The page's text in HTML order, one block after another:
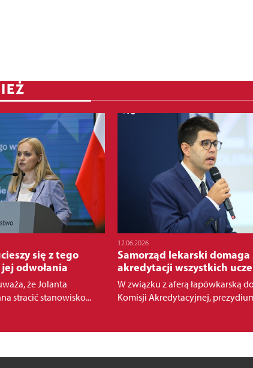
się z tego
odwołania
że Jolanta
stracić stanowisko...
12.06.2026
Samorząd lekarski
akredytacji wszystkich
W związku z aferą łapówkarską
Komisji Akredytacyjnej,